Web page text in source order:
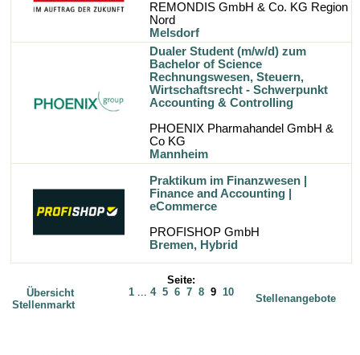
REMONDIS GmbH & Co. KG Region
Nord
Melsdorf
Dualer Student (m/w/d) zum
Bachelor of Science
Rechnungswesen, Steuern,
Wirtschaftsrecht - Schwerpunkt
Accounting & Controlling
PHOENIX Pharmahandel GmbH &
Co KG
Mannheim
Praktikum im Finanzwesen |
Finance and Accounting |
eCommerce
PROFISHOP GmbH
Bremen, Hybrid
Übersicht
Stellenmarkt
Seite:
1 ...4 5 6 7 8 9 10
Stellenangebote